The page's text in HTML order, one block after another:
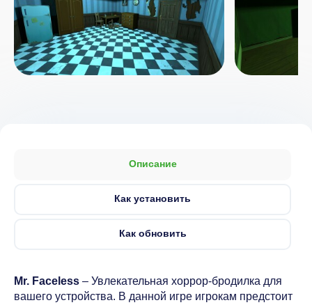
Описание
Как установить
Как обновить
Mr. Faceless – Увлекательная хоррор-бродилка для
вашего устройства. В данной игре игрокам предстоит